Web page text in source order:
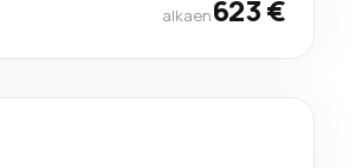
alkaen623 €